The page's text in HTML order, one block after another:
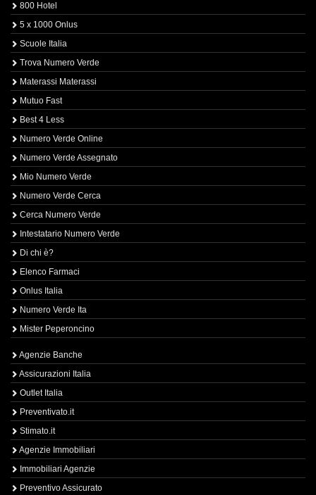
800 Hotel
5 x 1000 Onlus
Scuole Italia
Trova Numero Verde
Materassi Materassi
Mutuo Fast
Best 4 Less
Numero Verde Online
Numero Verde Assegnato
Mio Numero Verde
Numero Verde Cerca
Cerca Numero Verde
Intestatario Numero Verde
Di chi è?
Elenco Farmaci
Onlus Italia
Numero Verde Ita
Mister Peperoncino
Agenzie Banche
Assicurazioni Italia
Outlet Italia
Preventivato.it
Stimato.it
Agenzie Immobiliari
Immobiliari Agenzie
Preventivo Assicurato